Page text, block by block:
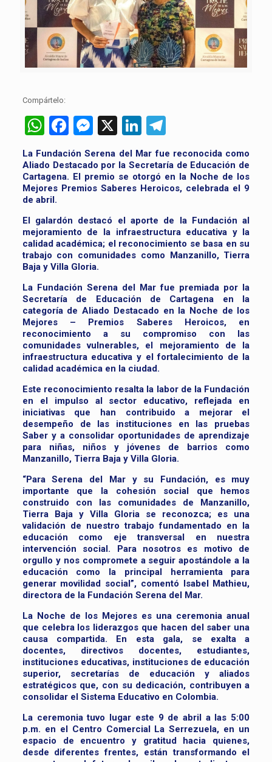
Compártelo:
WhatsApp
Facebook
Messenger
X LinkedIn
Telegram
La Fundación Serena del Mar fue reconocida como
Aliado Destacado por la Secretaría de Educación de
Cartagena. El premio se otorgó en la Noche de los
Mejores Premios Saberes Heroicos, celebrada el 9
de abril.
El galardón destacó el aporte de la Fundación al
mejoramiento de la infraestructura educativa y la
calidad académica; el reconocimiento se basa en su
trabajo con comunidades como Manzanillo, Tierra
Baja y Villa Gloria.
La Fundación Serena del Mar fue premiada por la
Secretaría de Educación de Cartagena en la
categoría de Aliado Destacado en la Noche de los
Mejores – Premios Saberes Heroicos, en
reconocimiento a su compromiso con las
comunidades vulnerables, el mejoramiento de la
infraestructura educativa y el fortalecimiento de la
calidad académica en la ciudad.
Este reconocimiento resalta la labor de la Fundación
en el impulso al sector educativo, reflejada en
iniciativas que han contribuido a mejorar el
desempeño de las instituciones en las pruebas
Saber y a consolidar oportunidades de aprendizaje
para niñas, niños y jóvenes de barrios como
Manzanillo, Tierra Baja y Villa Gloria.
“Para Serena del Mar y su Fundación, es muy
importante que la cohesión social que hemos
construido con las comunidades de Manzanillo,
Tierra Baja y Villa Gloria se reconozca; es una
validación de nuestro trabajo fundamentado en la
educación como eje transversal en nuestra
intervención social. Para nosotros es motivo de
orgullo y nos compromete a seguir apostándole a la
educación como la principal herramienta para
generar movilidad social”, comentó Isabel Mathieu,
directora de la Fundación Serena del Mar.
La Noche de los Mejores es una ceremonia anual
que celebra los liderazgos que hacen del saber una
causa compartida. En esta gala, se exalta a
docentes, directivos docentes, estudiantes,
instituciones educativas, instituciones de educación
superior, secretarías de educación y aliados
estratégicos que, con su dedicación, contribuyen a
consolidar el Sistema Educativo en Colombia.
La ceremonia tuvo lugar este 9 de abril a las 5:00
p.m. en el Centro Comercial La Serrezuela, en un
espacio de encuentro y gratitud hacia quienes,
desde diferentes frentes, están transformando el